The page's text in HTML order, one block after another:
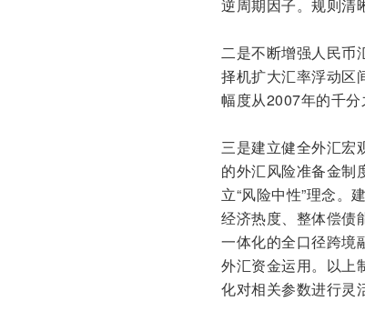
逆周期因子。规则清
二是不断增强人民币
择机扩大汇率浮动区
幅度从2007年的千分
三是建立健全外汇宏
的外汇风险准备金制
立“风险中性”理念。
经济热度、整体偿债
一体化的全口径跨境
外汇资金运用。以上
化对相关参数进行灵